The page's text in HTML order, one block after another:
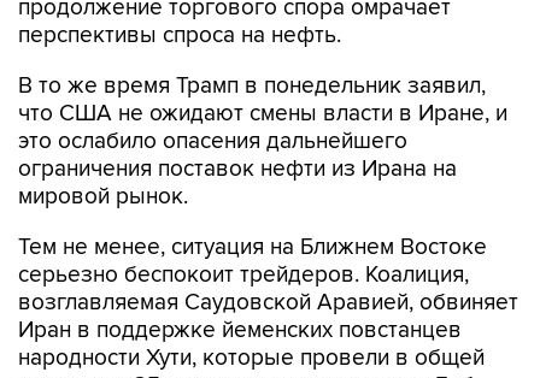
В то же время Трамп в понедельник заявил,
это ослабило опасения дальнейшего
ограничения поставок нефти из Ирана на
мировой рынок.
Тем не менее, ситуация на Ближнем Востоке
возглавляемая Саудовской Аравией, обвиняет
Иран в поддержке йеменских повстанцев
народности Хути, которые провели в общей
сложности 35 террористических атак в Баб-
эль-Мандебском проливе, пишет Bloomberg.